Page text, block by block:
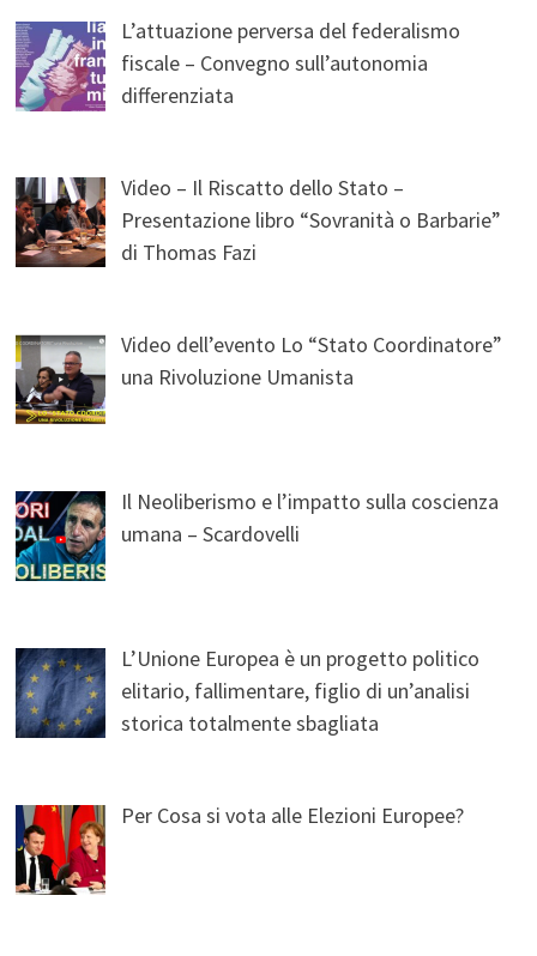
L’attuazione perversa del federalismo
fiscale – Convegno sull’autonomia
differenziata
Video – Il Riscatto dello Stato –
Presentazione libro “Sovranità o Barbarie”
di Thomas Fazi
Video dell’evento Lo “Stato Coordinatore”
una Rivoluzione Umanista
Il Neoliberismo e l’impatto sulla coscienza
umana – Scardovelli
L’Unione Europea è un progetto politico
elitario, fallimentare, figlio di un’analisi
storica totalmente sbagliata
Per Cosa si vota alle Elezioni Europee?